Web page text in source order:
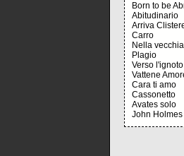
Born to be
Abitudinario
Arriva
Carro
Nella
Plagio
Verso l'ignoto
Vattene
Cara ti amo
Cassonetto
Avates solo
John Holmes